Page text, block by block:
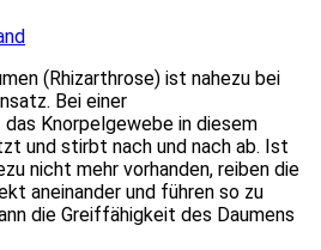
(Rhizarthrose) ist nahezu bei
Bei einer
Knorpelgewebe in diesem
und stirbt nach und nach ab. Ist
nicht mehr vorhanden, reiben die
aneinander und führen so zu
die Greiffähigkeit des Daumens